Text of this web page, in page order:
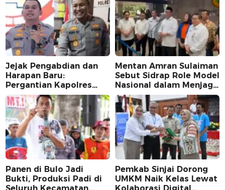
Jejak Pengabdian dan
Harapan Baru:
Pergantian Kapolres
Sidrap dalam Perspektif
Karier Dua Perwira
Mentan Amran Sulaiman
Sebut Sidrap Role Model
Nasional dalam Menjaga
Stabilitas Harga Telur
Panen di Bulo Jadi
Bukti, Produksi Padi di
Pemkab Sinjai Dorong
UMKM Naik Kelas Lewat